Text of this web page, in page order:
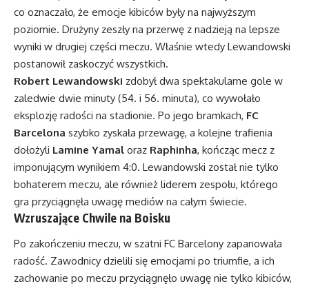
co oznaczało, że emocje kibiców były na najwyższym
poziomie. Drużyny zeszły na przerwę z nadzieją na lepsze
wyniki w drugiej części meczu. Właśnie wtedy Lewandowski
postanowił zaskoczyć wszystkich.
Robert Lewandowski zdobył dwa spektakularne gole w
zaledwie dwie minuty (54. i 56. minuta), co wywołało
eksplozję radości na stadionie. Po jego bramkach, FC
Barcelona szybko zyskała przewagę, a kolejne trafienia
dołożyli Lamine Yamal oraz Raphinha, kończąc mecz z
imponującym wynikiem 4:0. Lewandowski został nie tylko
bohaterem meczu, ale również liderem zespołu, którego
gra przyciągnęła uwagę mediów na całym świecie.
Wzruszające Chwile na Boisku
Po zakończeniu meczu, w szatni FC Barcelony zapanowała
radość. Zawodnicy dzielili się emocjami po triumfie, a ich
zachowanie po meczu przyciągnęło uwagę nie tylko kibiców,